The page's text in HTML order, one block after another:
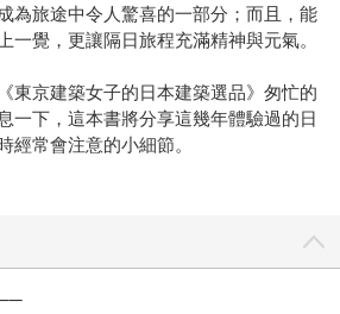
為旅途中令人驚喜的一部分；而且，能
一覺，更讓隔日旅程充滿精神與元氣。
東京建築女子的日本建築選品》匆忙的
一下，這本書將分享這幾年體驗過的日
經常會注意的小細節。